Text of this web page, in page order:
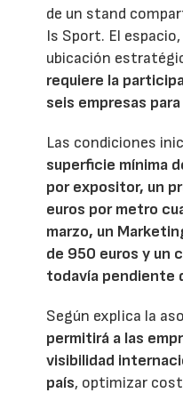
de un stand
Is Sport. El
ubicación
requiere la
seis empresas
Las condiciones
superficie mínima
por expositor, un
euros por metro
marzo, un
de 950 euros y un
todavía pendiente
Según explica la
permitirá a las
visibilidad
país, optimizar